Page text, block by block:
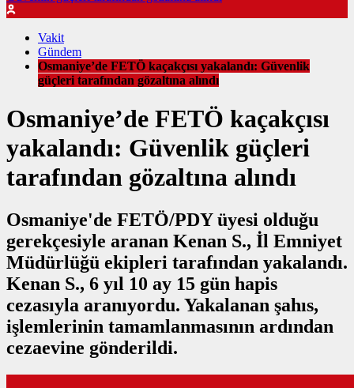
Vakit
Gündem
Osmaniye’de FETÖ kaçakçısı yakalandı: Güvenlik
güçleri tarafından gözaltına alındı
Osmaniye’de FETÖ kaçakçısı
yakalandı: Güvenlik güçleri
tarafından gözaltına alındı
Osmaniye'de FETÖ/PDY üyesi olduğu
gerekçesiyle aranan Kenan S., İl Emniyet
Müdürlüğü ekipleri tarafından yakalandı.
Kenan S., 6 yıl 10 ay 15 gün hapis
cezasıyla aranıyordu. Yakalanan şahıs,
işlemlerinin tamamlanmasının ardından
cezaevine gönderildi.